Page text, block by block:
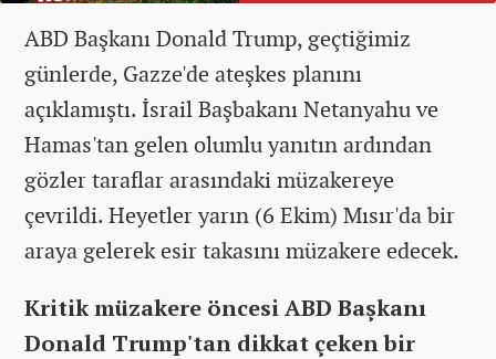
ABD Başkanı Donald Trump, geçtiğimiz
günlerde, Gazze'de ateşkes planını
açıklamıştı. İsrail Başbakanı Netanyahu ve
Hamas'tan gelen olumlu yanıtın ardından
gözler taraflar arasındaki müzakereye
çevrildi. Heyetler yarın (6 Ekim) Mısır'da bir
araya gelerek esir takasını müzakere edecek.
Kritik müzakere öncesi ABD Başkanı
Donald Trump'tan dikkat çeken bir